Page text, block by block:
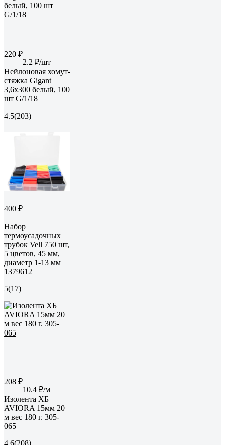
220 ₽
2.2 ₽/шт
Нейлоновая хомут-
стяжка Gigant
3,6х300 белый, 100
шт G/1/18
4.5(203)
400 ₽
Набор
термоусадочных
трубок Vell 750 шт,
5 цветов, 45 мм,
диаметр 1-13 мм
1379612
5(17)
208 ₽
10.4 ₽/м
Изолента ХБ
AVIORA 15мм 20
м вес 180 г. 305-
065
4.6(208)